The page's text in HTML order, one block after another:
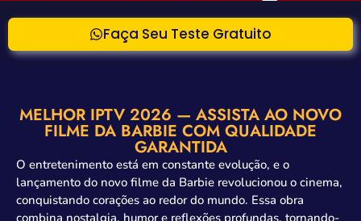
Faça Seu Teste Gratuito
MELHOR IPTV 2026 — ASSISTA AO NOVO
FILME DA BARBIE COM QUALIDADE
GARANTIDA
O entretenimento está em constante evolução, e o
lançamento do novo filme da Barbie revolucionou o cinema,
conquistando corações ao redor do mundo. Essa obra
combina nostalgia, humor e reflexões profundas, tornando-